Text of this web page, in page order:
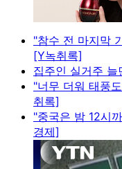
"참수 전 마지막
[Y녹취록]
집주인 실거주
"너무 더워 태풍
취록]
"중국은 밤 12시
경제]